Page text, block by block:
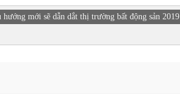
hướng mới sẽ dẫn dắt thị trường bất động sản 2019